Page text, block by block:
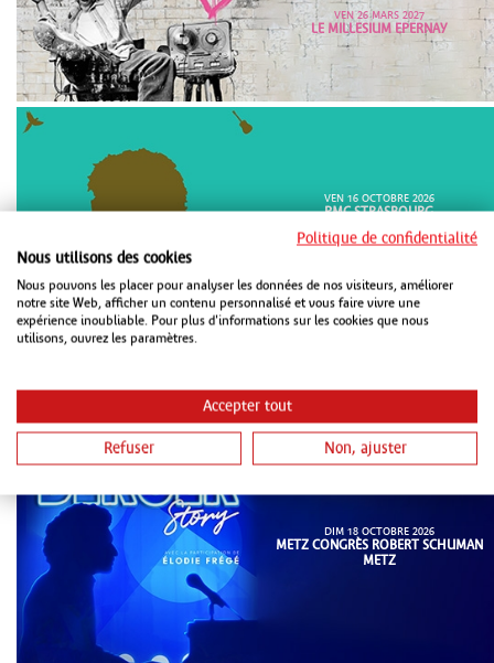
VEN 26 MARS 2027
LE MILLESIUM EPERNAY
VEN 16 OCTOBRE 2026
PMC STRASBOURG
VEN 15 JANVIER 2027
CHAUDEAU LUDRES
METZ CONGRÈS ROBERT SCHUMAN
METZ
DIM 18 OCTOBRE 2026
METZ CONGRÈS ROBERT SCHUMAN
METZ
Politique de confidentialité
Nous utilisons des cookies
Nous pouvons les placer pour analyser les données de nos visiteurs, améliorer
notre site Web, afficher un contenu personnalisé et vous faire vivre une
expérience inoubliable. Pour plus d'informations sur les cookies que nous
utilisons, ouvrez les paramètres.
Accepter tout
Refuser Non, ajuster